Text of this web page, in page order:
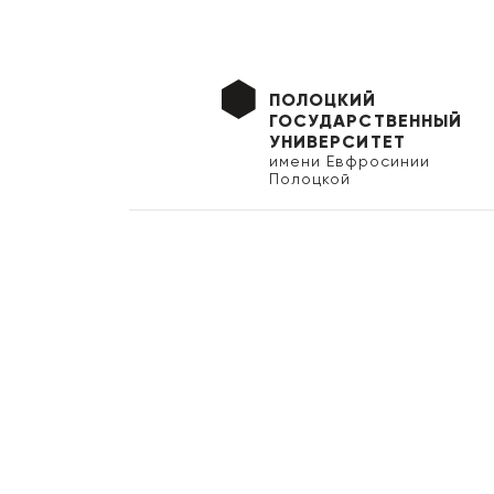
ПОЛОЦКИЙ
ГОСУДАРСТВЕННЫЙ
УНИВЕРСИТЕТ
имени Евфросинии
Полоцкой